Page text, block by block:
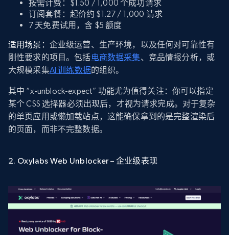
按需计费：$1.50 / 1,000 个成功请求
订阅套餐：起价约 $1.27 / 1,000 请求
7 天免费试用，含 $5 额度
适用场景： 企业级运营、生产环境，以及任何对可靠性有
刚性要求的项目。包括电商数据采集、竞品情报分析，或
大规模采集AI 训练数据的组织。
其中 “x-unblock-expect” 功能尤为值得关注：你可以指定
某个 CSS 选择器必须出现后，才视为请求完成。对于复杂
的单页应用或懒加载站点，这能确保拿到的是完整渲染后
的页面，而非不完整数据。
2. Oxylabs Web Unblocker – 企业级表现